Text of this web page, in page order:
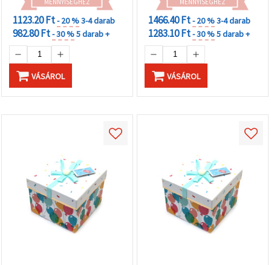
1123.20 Ft- 20 %3-4 darab
982.80 Ft- 30 %5 darab +
VÁSÁROL
1466.40 Ft- 20 %3-4 darab
1283.10 Ft- 30 %5 darab +
VÁSÁROL